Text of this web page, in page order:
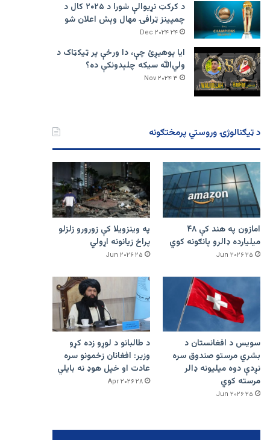
د کرکټ نړیوالې شورا د ۲۰۲۵ کال د
چمپینز ټرافۍ مهال وېش اعلان شو
۲۴ Dec ۲۰۲۴
ایا پوهیږئ چې، دا ورځې پر ټيکټاک د
ولي‌الله سیکه چلېدونکې ده؟
۳ Nov ۲۰۲۴
د ټیګنالوژۍ وروستي پرمختګونه
امازون په هند کې ۴۸
میلیارده ډالرو پانګونه کوي
۲۵ Jun ۲۰۲۶
په وینزویلا کې زورورو زلزلو
پراخ زیانونه اړولي
۲۵ Jun ۲۰۲۶
سویس د افغانستان د
بشري مرستو صندوق سره
نږدې دوه میلیونه ډالر
مرسته کوي
۲۵ Jun ۲۰۲۶
د طالبانو د لوړو زده کړو
وزیر: افغانان زخمونو سره
عادت او خپل هوډ نه بایلي
۲۸ Apr ۲۰۲۶